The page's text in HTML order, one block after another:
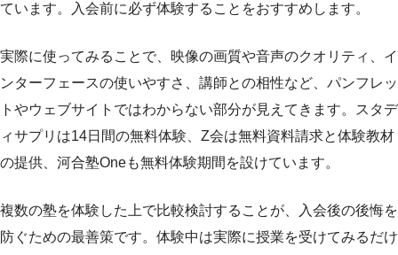
ています。入会前に必ず体験することをおすすめします。
実際に使ってみることで、映像の画質や音声のクオリティ、イ
ンターフェースの使いやすさ、講師との相性など、パンフレッ
トやウェブサイトではわからない部分が見えてきます。スタデ
ィサプリは14日間の無料体験、Z会は無料資料請求と体験教材
の提供、河合塾Oneも無料体験期間を設けています。
複数の塾を体験した上で比較検討することが、入会後の後悔を
防ぐための最善策です。体験中は実際に授業を受けてみるだけ